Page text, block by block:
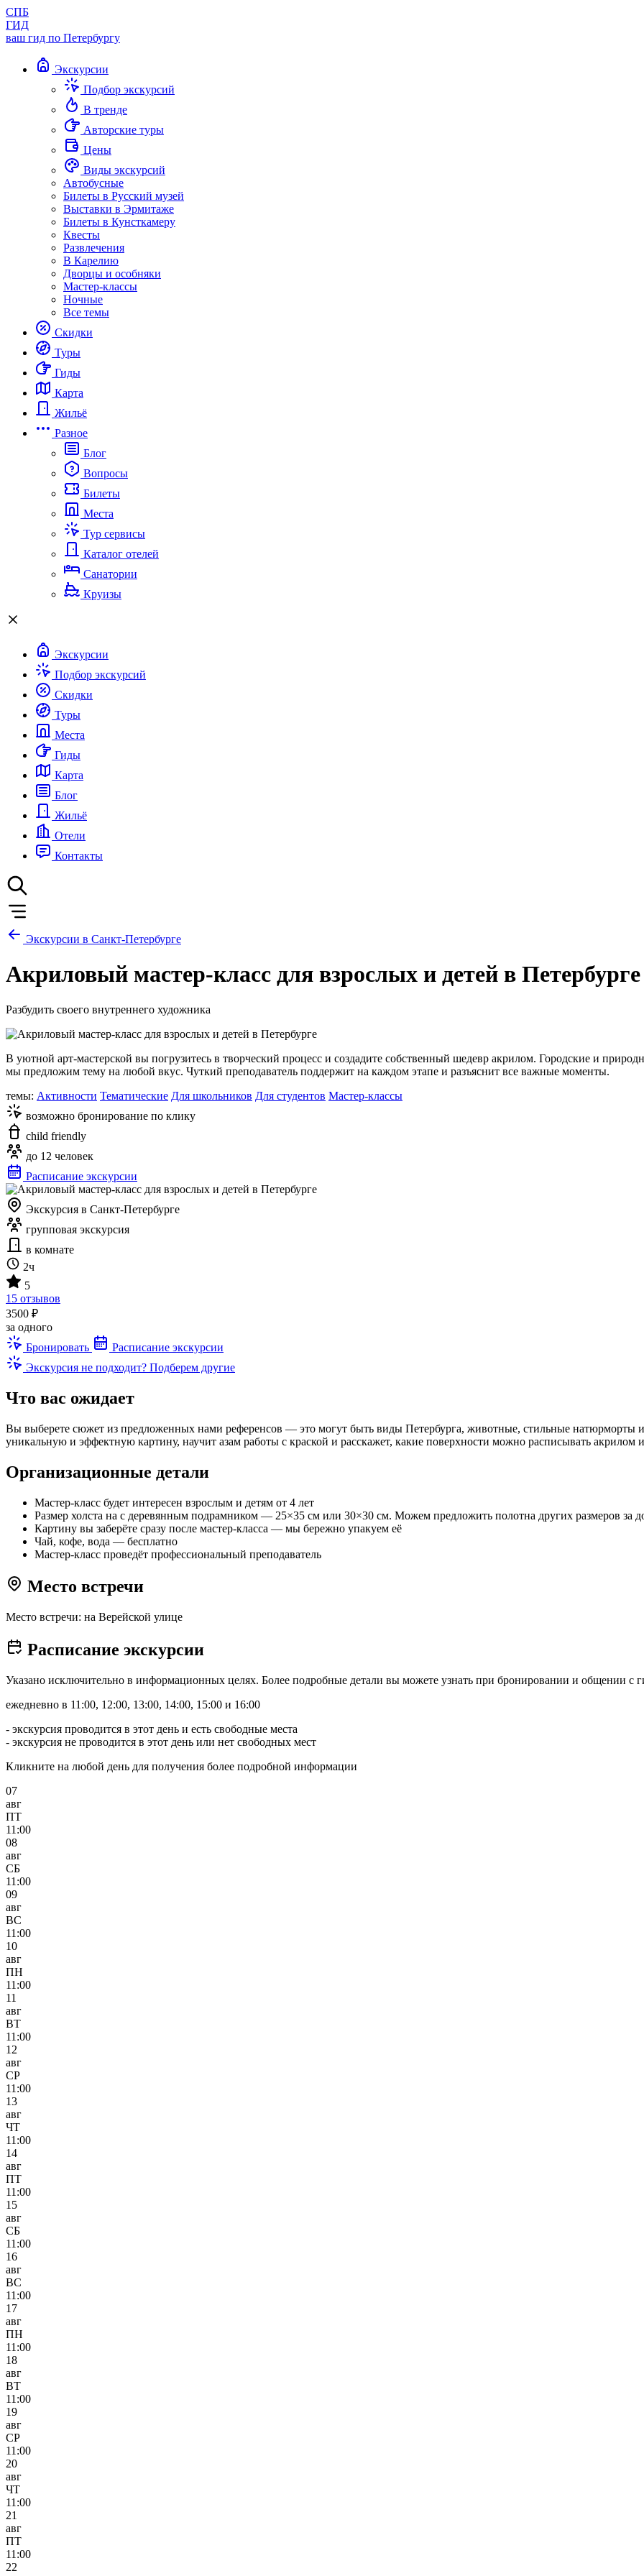
СПБ
ГИД
ваш гид по Петербургу
Экскурсии
Подбор экскурсий
В тренде
Авторские туры
Цены
Виды экскурсий
Автобусные
Билеты в Русский музей
Выставки в Эрмитаже
Билеты в Кунсткамеру
Квесты
Развлечения
В Карелию
Дворцы и особняки
Мастер-классы
Ночные
Все темы
Скидки
Туры
Гиды
Карта
Жильё
Разное
Блог
Вопросы
Билеты
Места
Тур сервисы
Каталог отелей
Санатории
Круизы
Экскурсии
Подбор экскурсий
Скидки
Туры
Места
Гиды
Карта
Блог
Жильё
Отели
Контакты
Экскурсии в Санкт-Петербурге
Акриловый мастер-класс для взрослых и детей в Петербурге
Разбудить своего внутреннего художника
В уютной арт-мастерской вы погрузитесь в творческий процесс и создадите собственный шедевр акрилом. Городские и
мы предложим тему на любой вкус. Чуткий преподаватель поддержит на каждом этапе и разъяснит все важные моменты.
темы: Активности Тематические Для школьников Для студентов Мастер-классы
возможно бронирование по клику
child friendly
до 12 человек
Расписание экскурсии
Экскурсия в Санкт-Петербурге
групповая экскурсия
в комнате
2ч
5
15 отзывов
3500 ₽
за одного
Бронировать
Расписание экскурсии
Экскурсия не подходит? Подберем другие
Что вас ожидает
Вы выберете сюжет из предложенных нами референсов — это могут быть виды Петербурга, животные, стильные натюрморты
уникальную и эффектную картину, научит азам работы с краской и расскажет, какие поверхности можно расписывать акрилом
Организационные детали
Мастер-класс будет интересен взрослым и детям от 4 лет
Размер холста на с деревянным подрамником — 25×35 см или 30×30 см. Можем предложить полотна других размеров за
Картину вы заберёте сразу после мастер-класса — мы бережно упакуем её
Чай, кофе, вода — бесплатно
Мастер-класс проведёт профессиональный преподаватель
Место встречи
Место встречи: на Верейской улице
Расписание экскурсии
Указано исключительно в информационных целях. Более подробные детали вы можете узнать при бронировании и общении с
ежедневно в 11:00, 12:00, 13:00, 14:00, 15:00 и 16:00
- экскурсия проводится в этот день и есть свободные места
- экскурсия не проводится в этот день или нет свободных мест
Кликните на любой день для получения более подробной информации
07
авг
ПТ
11:00
08
авг
СБ
11:00
09
авг
ВС
11:00
10
авг
ПН
11:00
11
авг
ВТ
11:00
12
авг
СР
11:00
13
авг
ЧТ
11:00
14
авг
ПТ
11:00
15
авг
СБ
11:00
16
авг
ВС
11:00
17
авг
ПН
11:00
18
авг
ВТ
11:00
19
авг
СР
11:00
20
авг
ЧТ
11:00
21
авг
ПТ
11:00
22